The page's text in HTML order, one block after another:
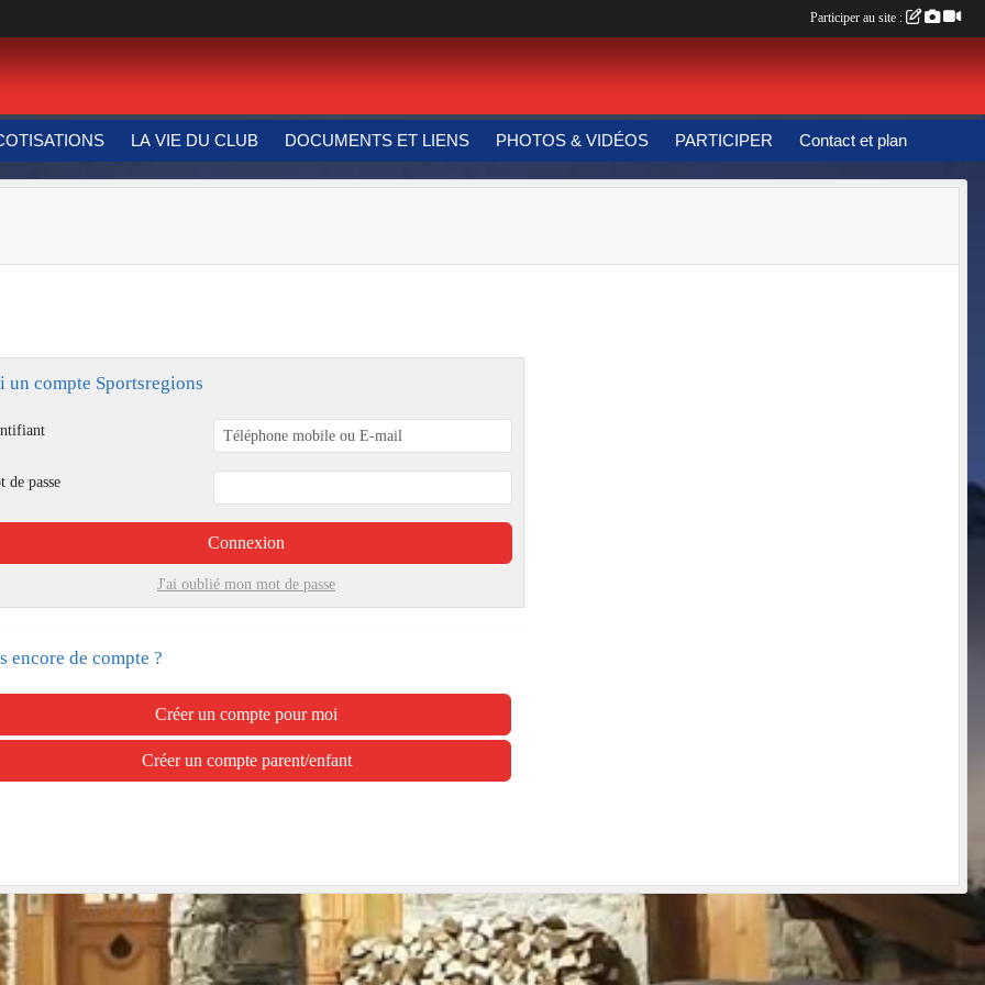
LA VIE DU CLUB DOCUMENTS ET LIENS PHOTOS & VIDÉOS PARTICIPER Contact et plan
un compte Sportsregions
de passe
Connexion
J'ai oublié mon mot de passe
encore de compte ?
Créer un compte pour moi
Créer un compte parent/enfant
Participer au site :